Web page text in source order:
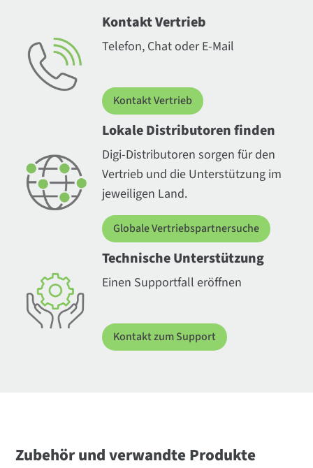
Kontakt Vertrieb
Telefon, Chat oder E-Mail
Kontakt Vertrieb
Lokale Distributoren finden
Digi-Distributoren sorgen für den
Vertrieb und die Unterstützung im
jeweiligen Land.
Globale Vertriebspartnersuche
Technische Unterstützung
Einen Supportfall eröffnen
Kontakt zum Support
Zubehör und verwandte Produkte